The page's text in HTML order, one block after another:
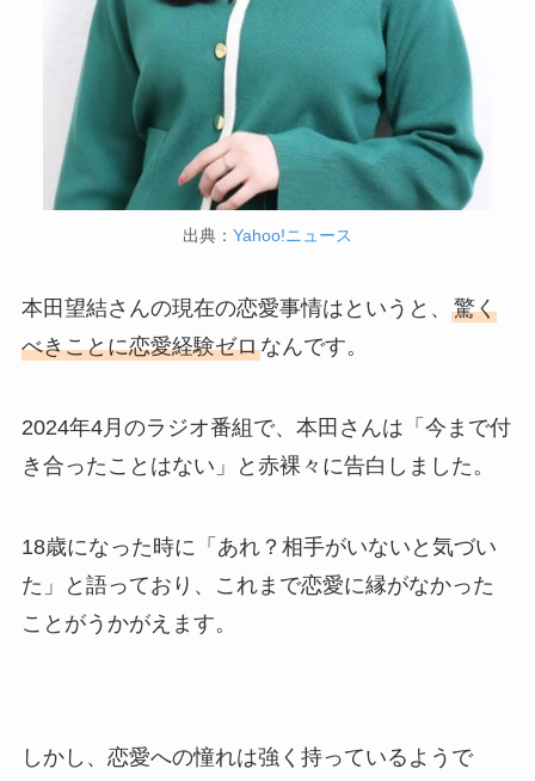
出典： Yahoo!ニュース
本田望結さんの現在の恋愛事情はというと、 驚く
べきことに恋愛経験ゼロなんです。
2024年4月のラジオ番組で、本田さんは「今まで付
き合ったことはない」と赤裸々に告白しました。
18歳になった時に「あれ？相手がいないと気づい
た」と語っており、これまで恋愛に縁がなかった
ことがうかがえます。
しかし、恋愛への憧れは強く持っているようで